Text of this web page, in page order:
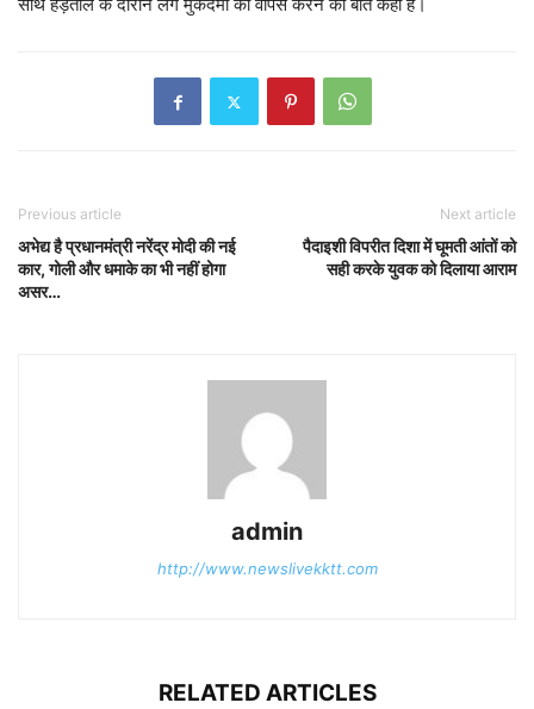
Previous article
अभेद्य है प्रधानमंत्री नरेंद्र मोदी की नई
कार, गोली और धमाके का भी नहीं होगा
असर…
Next article
पैदाइशी विपरीत दिशा में घूमती आंतों को
सही करके युवक को दिलाया आराम
admin
http://www.newslivekktt.com
RELATED ARTICLES